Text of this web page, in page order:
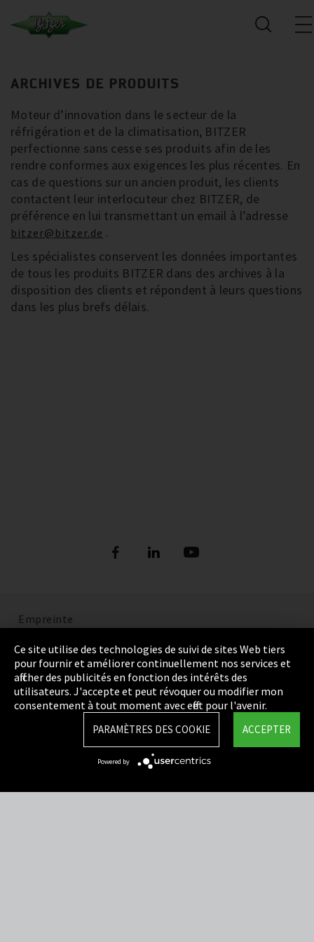
ARCHIVES DE PRODUITS
Moteur d’innovation dans le secteur de la
réfrigération et de la climatisation, BITZER
perfectionne sans cesse ses produits afin de les
rendre conformes aux exigences les plus récentes. En
cas de questions sur un ancien produit, les clients
contactent leur interlocuteur chez BITZER, de
préférence en lui transmettant un email à l’adresse
bitzer@bitzer.de .
Les spécialistes conservent les données importantes
de tous les produits BITZER dans des archives à la
disposition des clients et répondent à leurs questions
dans les plus brefs délais.
Empreinte
Politique de confidentialité
Cookie Settings
Termes et Conditions
Integrity Line
Ce site utilise des technologies de suivi de sites Web tiers
pour fournir et améliorer continuellement nos services et
afficher des publicités en fonction des intérêts des
utilisateurs. J'accepte et peut révoquer ou modifier mon
consentement à tout moment avec effet pour l'avenir.
ACCEPTER
PARAMÈTRES DES COOKIE
Powered by